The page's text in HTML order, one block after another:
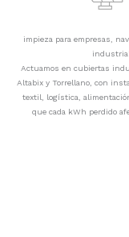
impieza para empresas,
industrial
Actuamos en cubiertas
Altabix y Torrellano, con
textil, logística,
que cada kWh perdido